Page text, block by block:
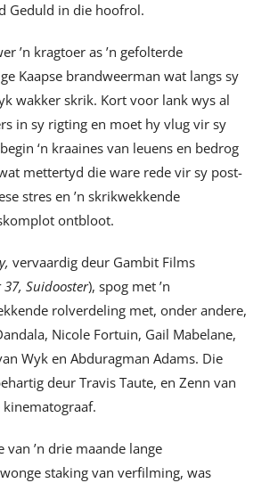
Geduld in die hoofrol.
’n kragtoer as ’n gefolterde
Kaapse brandweerman wat langs sy
wakker skrik. Kort voor lank wys al
in sy rigting en moet hy vlug vir sy
‘n kraaines van leuens en bedrog
mettertyd die ware rede vir sy post-
stres en ’n skrikwekkende
ontbloot.
vervaardig deur Gambit Films
Suidooster), spog met ’n
rolverdeling met, onder andere,
Nicole Fortuin, Gail Mabelane,
Wyk en Abduragman Adams. Die
deur Travis Taute, en Zenn van
van ’n drie maande lange
staking van verfilming, was